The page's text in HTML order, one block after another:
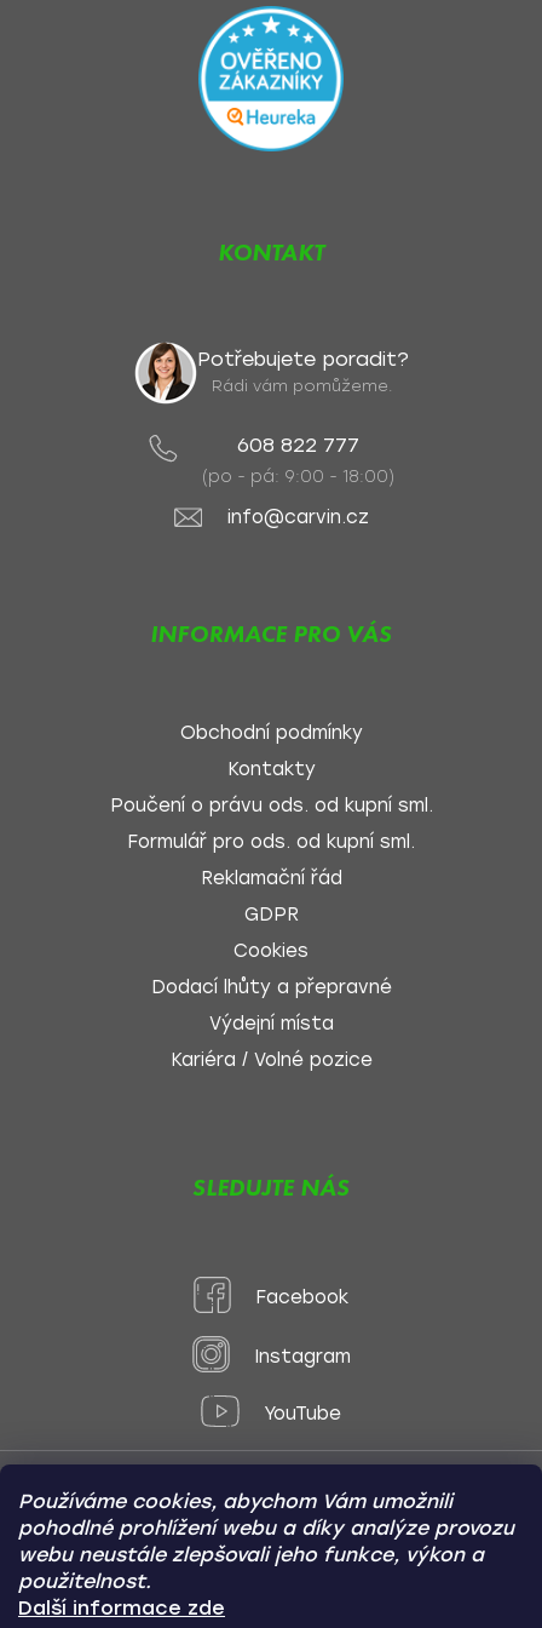
Používáme cookies, abychom Vám umožnili
pohodlné prohlížení webu a díky analýze provozu
webu neustále zlepšovali jeho funkce, výkon a
použitelnost.
Další informace zde
KONTAKT
Potřebujete poradit?
Rádi vám pomůžeme.
608 822 777
(po - pá: 9:00 - 18:00)
info@carvin.cz
INFORMACE PRO VÁS
Obchodní podmínky
Kontakty
Poučení o právu ods. od kupní sml.
Formulář pro ods. od kupní sml.
Reklamační řád
GDPR
Cookies
Dodací lhůty a přepravné
Výdejní místa
Kariéra / Volné pozice
SLEDUJTE NÁS
Facebook
Instagram
YouTube
Způsoby platby:
Online
Převod
Dobírka